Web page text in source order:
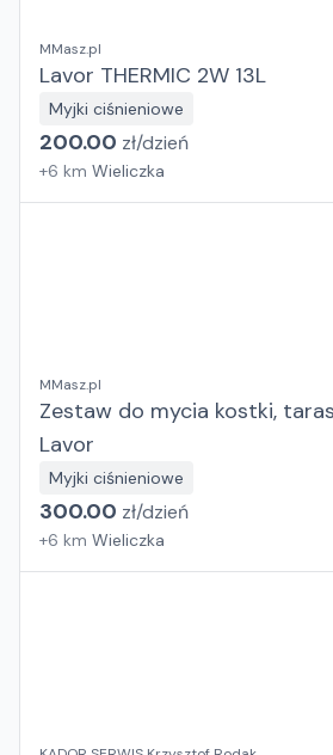
MMasz.pl
Lavor THERMIC 2W 13L
Myjki ciśnieniowe
200.00 zł/dzień
+6 km Wieliczka
MMasz.pl
Zestaw do mycia kostki,
Lavor
Myjki ciśnieniowe
300.00 zł/dzień
+6 km Wieliczka